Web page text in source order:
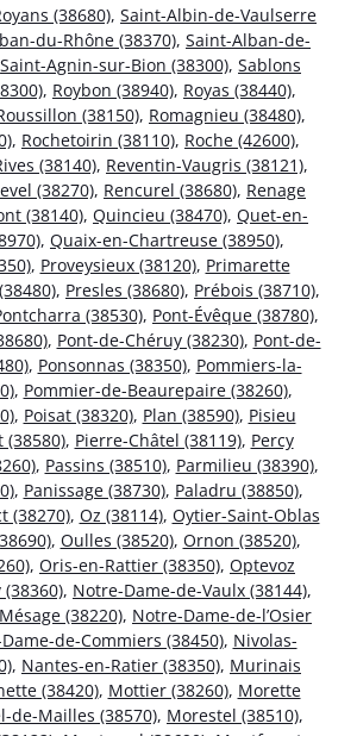
(38680), Saint-Albin-de-Vaulserre
du-Rhône (38370), Saint-Alban-de-
Saint-Agnin-sur-Bion (38300), Sablons
, Roybon (38940), Royas (38440),
(38150), Romagnieu (38480),
, Rochetoirin (38110), Roche (42600),
(38140), Reventin-Vaugris (38121),
(38270), Rencurel (38680), Renage
(38140), Quincieu (38470), Quet-en-
, Quaix-en-Chartreuse (38950),
, Proveysieux (38120), Primarette
, Presles (38680), Prébois (38710),
(38530), Pont-Évêque (38780),
, Pont-de-Chéruy (38230), Pont-de-
, Ponsonnas (38350), Pommiers-la-
, Pommier-de-Beaurepaire (38260),
, Poisat (38320), Plan (38590), Pisieu
(38580), Pierre-Châtel (38119), Percy
, Passins (38510), Parmilieu (38390),
, Panissage (38730), Paladru (38850),
(38270), Oz (38114), Oytier-Saint-Oblas
, Oulles (38520), Ornon (38520),
, Oris-en-Rattier (38350), Optevoz
, Notre-Dame-de-Vaulx (38144),
(38220), Notre-Dame-de-l’Osier
de-Commiers (38450), Nivolas-
, Nantes-en-Ratier (38350), Murinais
(38420), Mottier (38260), Morette
de-Mailles (38570), Morestel (38510),